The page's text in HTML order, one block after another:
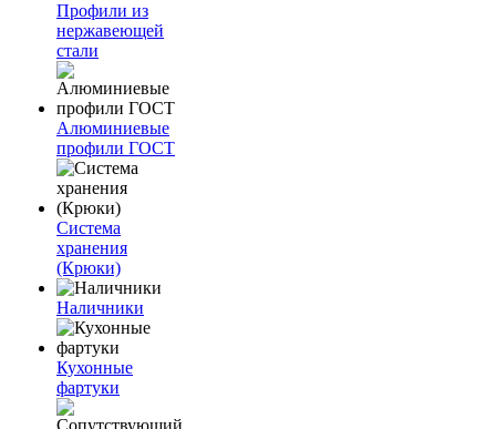
Профили из
нержавеющей
стали
Алюминиевые
профили ГОСТ
Система
хранения
(Крюки)
Наличники
Кухонные
фартуки